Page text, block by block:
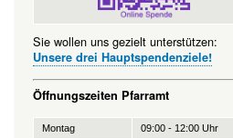
Sie wollen uns gezielt unterstützen:
Unsere drei Hauptspendenziele!
Öffnungszeiten Pfarramt
Montag
09:00 - 12:00 Uhr